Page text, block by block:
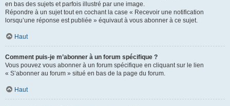
en bas des sujets et parfois illustré par une image.
Répondre à un sujet tout en cochant la case « Recevoir une notification
lorsqu’une réponse est publiée » équivaut à vous abonner à ce sujet.
Haut
Comment puis-je m’abonner à un forum spécifique ?
Vous pouvez vous abonner à un forum spécifique en cliquant sur le lien
« S’abonner au forum » situé en bas de la page du forum.
Haut